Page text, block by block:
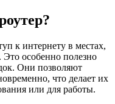
к интернету в местах,
особенно полезно
Они позволяют
что делает их
или для работы.